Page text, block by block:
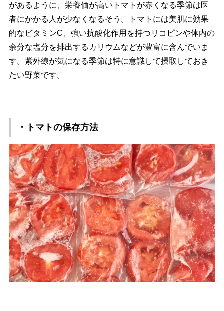
があるように、栄養価が高いトマトが赤くなる季節は医
者にかかる人が少なくなるそう。トマトには美肌に効果
的なビタミンC、強い抗酸化作用を持つリコピンや体内の
余分な塩分を排出するカリウムなどが豊富に含んでいま
す。紫外線が気になる季節は特に意識して摂取しておき
たい野菜です。
・トマトの保存方法